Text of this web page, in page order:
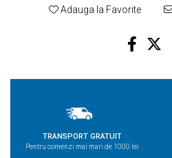
Adauga la Favorite
TRANSPORT GRATUIT
Pentru comenzi mai mari de 1000 lei